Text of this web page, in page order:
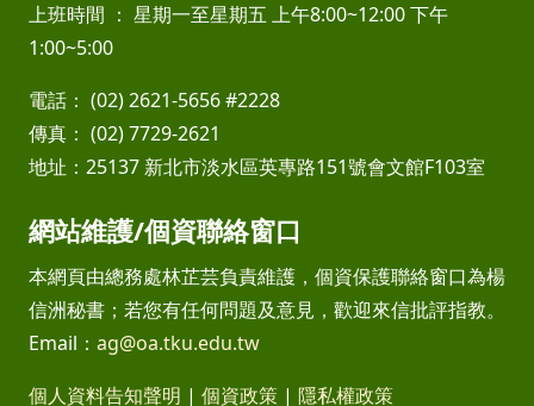
上班時間 ： 星期一至星期五 上午8:00~12:00 下午
1:00~5:00
電話： (02) 2621-5656 #2228
傳真： (02) 7729-2621
地址：25137 新北市淡水區英專路151號會文館F103室
網站維護/個資聯絡窗口
本網頁由總務處林芷芸負責維護，個資保護聯絡窗口為楊
信洲秘書；若您有任何問題及意見，歡迎來信批評指教。
Email： ag@oa.tku.edu.tw
個人資料告知聲明 | 個資政策 | 隱私權政策